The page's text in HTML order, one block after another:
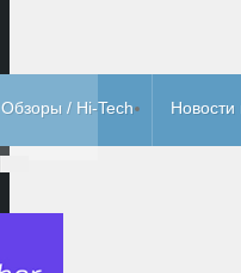
Обзоры / Hi-Tech Новости